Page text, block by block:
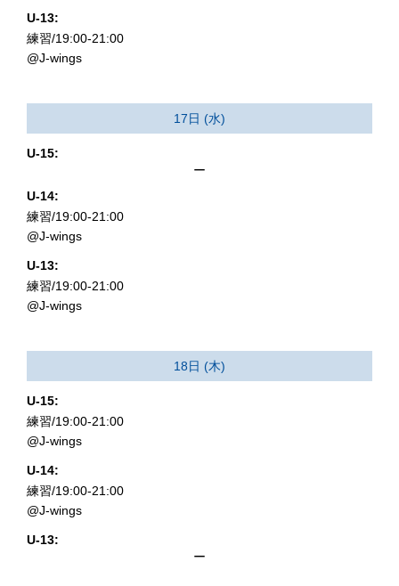
U-13:
練習/19:00-21:00
@J-wings
17日 (水)
U-15:
ー
U-14:
練習/19:00-21:00
@J-wings
U-13:
練習/19:00-21:00
@J-wings
18日 (木)
U-15:
練習/19:00-21:00
@J-wings
U-14:
練習/19:00-21:00
@J-wings
U-13:
ー